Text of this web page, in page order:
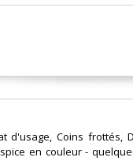
d'usage, Coins frottés,
en couleur -